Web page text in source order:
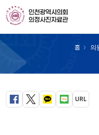
홈 의
페이스북
트위터카카오톡블로그
URL